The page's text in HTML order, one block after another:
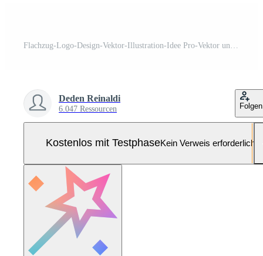
Deden Reinaldi
6.047 Ressourcen Folgen
Kostenlos mit TestphaseKein Verweis erforderlich